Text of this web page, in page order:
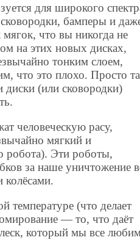
для широкого
бамперы и
что вы никогда не
на этих новых дисках,
тонким слоем,
что это плохо. Просто
(или сковородки)
человеческую расу,
мягкий и
робота). Эти роботы,
за наше уничтожение
температуре (что делает
— то, что даёт
который мы все